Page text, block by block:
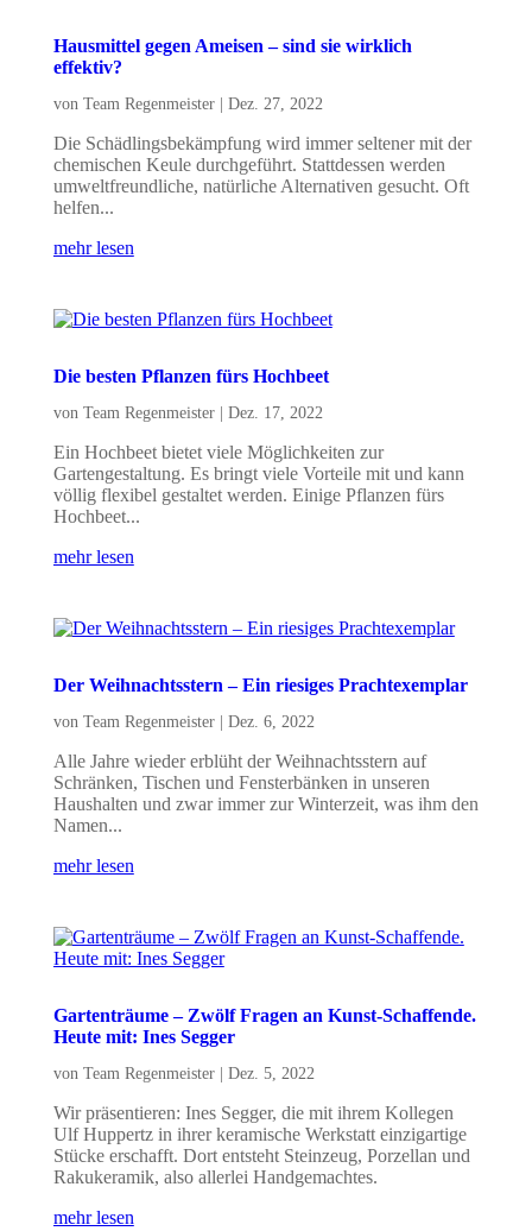
Hausmittel gegen Ameisen – sind sie wirklich
effektiv?
von Team Regenmeister| Dez. 27, 2022
Die Schädlingsbekämpfung wird immer seltener mit der
chemischen Keule durchgeführt. Stattdessen werden
umweltfreundliche, natürliche Alternativen gesucht. Oft
helfen...
mehr lesen
Die besten Pflanzen fürs Hochbeet
von Team Regenmeister| Dez. 17, 2022
Ein Hochbeet bietet viele Möglichkeiten zur
Gartengestaltung. Es bringt viele Vorteile mit und kann
völlig flexibel gestaltet werden. Einige Pflanzen fürs
Hochbeet...
mehr lesen
Der Weihnachtsstern – Ein riesiges Prachtexemplar
von Team Regenmeister| Dez. 6, 2022
Alle Jahre wieder erblüht der Weihnachtsstern auf
Schränken, Tischen und Fensterbänken in unseren
Haushalten und zwar immer zur Winterzeit, was ihm den
Namen...
mehr lesen
Gartenträume – Zwölf Fragen an Kunst-Schaffende.
Heute mit: Ines Segger
von Team Regenmeister| Dez. 5, 2022
Wir präsentieren: Ines Segger, die mit ihrem Kollegen
Ulf Huppertz in ihrer keramische Werkstatt einzigartige
Stücke erschafft. Dort entsteht Steinzeug, Porzellan und
Rakukeramik, also allerlei Handgemachtes.
mehr lesen